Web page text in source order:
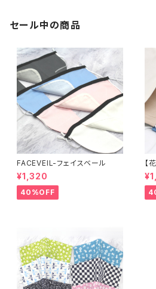
セール中の商品
FACEVEIL-フェイスベール
¥1,320
40%OFF
【
に